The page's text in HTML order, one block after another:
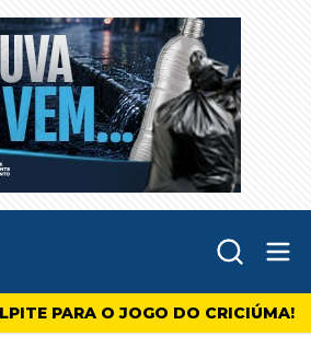
PARA O JOGO DO CRICIÚMA!